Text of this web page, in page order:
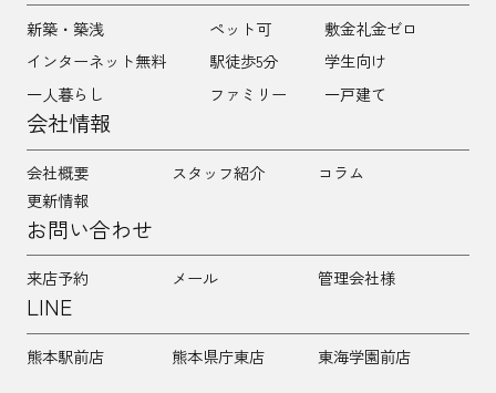
新築・築浅 ペット可
敷金礼金ゼロ
インターネット無料
駅徒歩5分
学生向け
一人暮らし
ファミリー 一戸建て
会社情報
会社概要 スタッフ紹介
コラム
更新情報
お問い合わせ
来店予約 メール 管理会社様
LINE
熊本駅前店 熊本県庁東店 東海学園前店